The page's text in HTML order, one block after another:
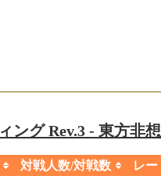
ング Rev.3 - 東方非
対戦人数/対戦数 レー